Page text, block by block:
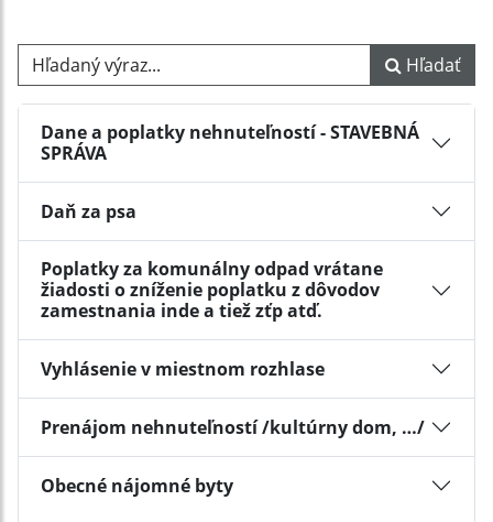
Hľadaný výraz... Hľadať
Dane a poplatky nehnuteľností - STAVEBNÁ
SPRÁVA
Daň za psa
Poplatky za komunálny odpad vrátane
žiadosti o zníženie poplatku z dôvodov
zamestnania inde a tiež zťp atď.
Vyhlásenie v miestnom rozhlase
Prenájom nehnuteľností /kultúrny dom, …/
Obecné nájomné byty